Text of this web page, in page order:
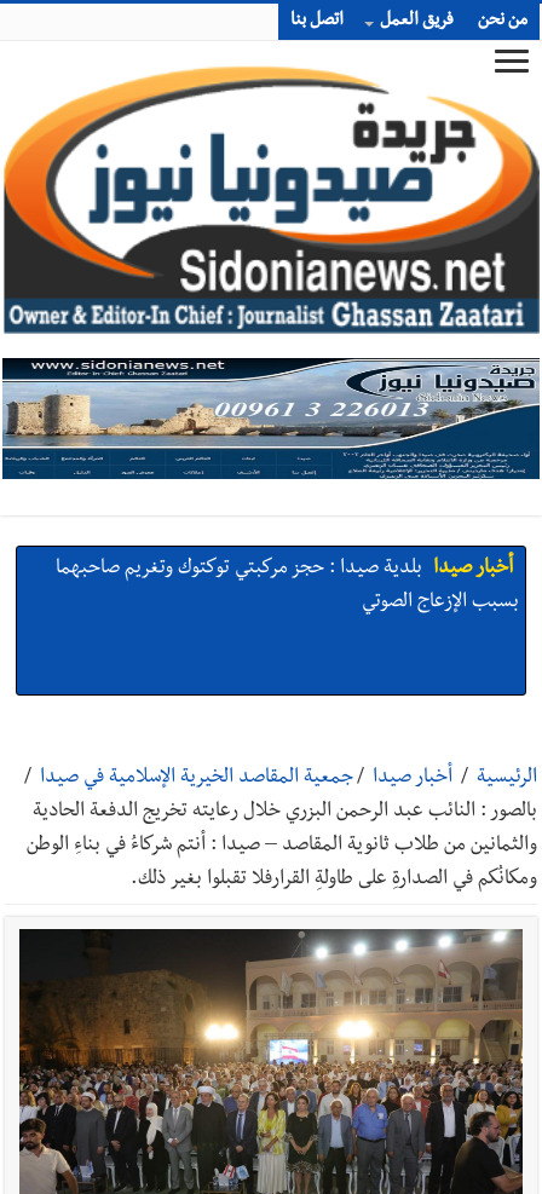
من نحن فريق العمل اتصل بنا
أخبار صيدا We are hiring in Saida - Apply now before 14
august ...مطلوب موظفة للعمل في الأكاديمية الدولية لبناء
أخبار صيدا
بالصور : بلدية صيدا تستقبل السيد محمد زيدان:
استعراض شامل لمشاريع وتأكيدٌ على حماية القيمة التراثية للمدينة
القديمة
أخبار صيدا عمر مرجان يطلق أكاديمية نادي الحرية لكرة القدم
أخبار لبنان ليلة سقوط رياض سلامة... هل ننتظر الحقيقة؟
الرئيسية / أخبار صيدا /جمعية المقاصد الخيرية الإسلامية في صيدا /
بالصور : النائب عبد الرحمن البزري خلال رعايته تخريج الدفعة الحادية
والثمانين من طلاب ثانوية المقاصد – صيدا : أنتم شركاءُ في بناءِ الوطن
ومكانُكم في الصدارةِ على طاولةِ القرارفلا تقبلوا بغير ذلك.